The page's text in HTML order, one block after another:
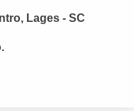
Lages - SC